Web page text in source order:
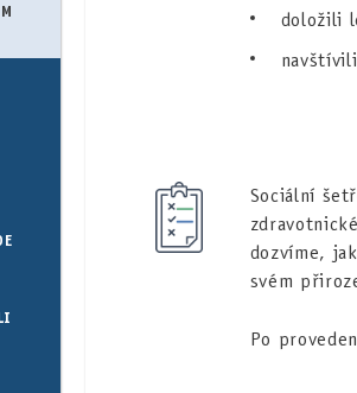
doložili
Sociální
dozvíme,
svém
Po